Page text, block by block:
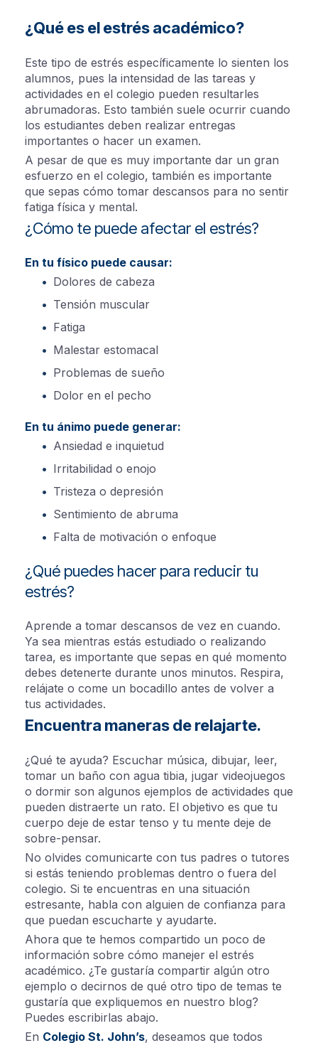
¿Qué es el estrés académico?
Este tipo de estrés específicamente lo sienten los
alumnos, pues la intensidad de las tareas y
actividades en el colegio pueden resultarles
abrumadoras. Esto también suele ocurrir cuando
los estudiantes deben realizar entregas
importantes o hacer un examen.
A pesar de que es muy importante dar un gran
esfuerzo en el colegio, también es importante
que sepas cómo tomar descansos para no sentir
fatiga física y mental.
¿Cómo te puede afectar el estrés?
En tu físico puede causar:
Dolores de cabeza
Tensión muscular
Fatiga
Malestar estomacal
Problemas de sueño
Dolor en el pecho
En tu ánimo puede generar:
Ansiedad e inquietud
Irritabilidad o enojo
Tristeza o depresión
Sentimiento de abruma
Falta de motivación o enfoque
¿Qué puedes hacer para reducir tu
estrés?
Aprende a tomar descansos de vez en cuando.
Ya sea mientras estás estudiado o realizando
tarea, es importante que sepas en qué momento
debes detenerte durante unos minutos. Respira,
relájate o come un bocadillo antes de volver a
tus actividades.
Encuentra maneras de relajarte.
¿Qué te ayuda? Escuchar música, dibujar, leer,
tomar un baño con agua tibia, jugar videojuegos
o dormir son algunos ejemplos de actividades que
pueden distraerte un rato. El objetivo es que tu
cuerpo deje de estar tenso y tu mente deje de
sobre-pensar.
No olvides comunicarte con tus padres o tutores
si estás teniendo problemas dentro o fuera del
colegio. Si te encuentras en una situación
estresante, habla con alguien de confianza para
que puedan escucharte y ayudarte.
Ahora que te hemos compartido un poco de
información sobre cómo manejer el estrés
académico. ¿Te gustaría compartir algún otro
ejemplo o decirnos de qué otro tipo de temas te
gustaría que expliquemos en nuestro blog?
Puedes escribirlas abajo.
En Colegio St. John’s, deseamos que todos